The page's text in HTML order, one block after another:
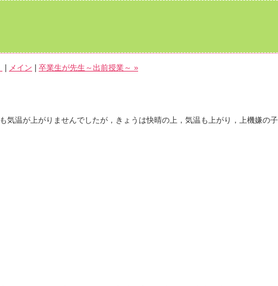
メイン
卒業生が先生～出前授業～ »
温が上がりませんでしたが，きょうは快晴の上，気温も上がり，上機嫌の子